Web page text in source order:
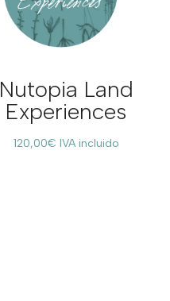
Nutopia Land
Experiences
120,00€ IVA incluido